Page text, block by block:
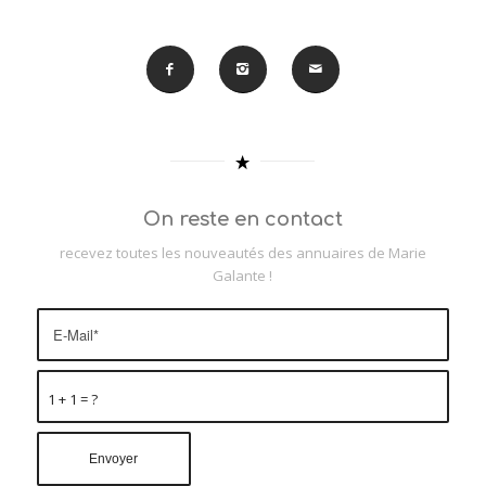
On reste en contact
recevez toutes les nouveautés des annuaires de Marie
Galante !
1 + 1 = ?